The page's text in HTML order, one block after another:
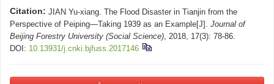
Citation: JIAN Yu-xiang. The Flood Disaster in Tianjin from the
Perspective of Peiping—Taking 1939 as an Example[J]. Journal of
Beijing Forestry University (Social Science), 2018, 17(3): 78-86.
DOI: 10.13931/j.cnki.bjfuss.2017146